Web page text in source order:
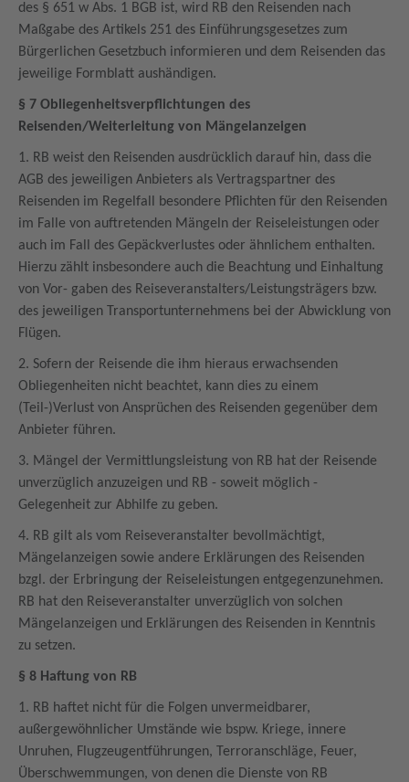
des § 651 w Abs. 1 BGB ist, wird RB den Reisenden nach
Maßgabe des Artikels 251 des Einführungsgesetzes zum
Bürgerlichen Gesetzbuch informieren und dem Reisenden das
jeweilige Formblatt aushändigen.
§ 7 Obliegenheitsverpflichtungen des
Reisenden/Weiterleitung von Mängelanzeigen
1. RB weist den Reisenden ausdrücklich darauf hin, dass die
AGB des jeweiligen Anbieters als Vertragspartner des
Reisenden im Regelfall besondere Pflichten für den Reisenden
im Falle von auftretenden Mängeln der Reiseleistungen oder
auch im Fall des Gepäckverlustes oder ähnlichem enthalten.
Hierzu zählt insbesondere auch die Beachtung und Einhaltung
von Vor- gaben des Reiseveranstalters/Leistungsträgers bzw.
des jeweiligen Transportunternehmens bei der Abwicklung von
Flügen.
2. Sofern der Reisende die ihm hieraus erwachsenden
Obliegenheiten nicht beachtet, kann dies zu einem
(Teil-)Verlust von Ansprüchen des Reisenden gegenüber dem
Anbieter führen.
3. Mängel der Vermittlungsleistung von RB hat der Reisende
unverzüglich anzuzeigen und RB - soweit möglich -
Gelegenheit zur Abhilfe zu geben.
4. RB gilt als vom Reiseveranstalter bevollmächtigt,
Mängelanzeigen sowie andere Erklärungen des Reisenden
bzgl. der Erbringung der Reiseleistungen entgegenzunehmen.
RB hat den Reiseveranstalter unverzüglich von solchen
Mängelanzeigen und Erklärungen des Reisenden in Kenntnis
zu setzen.
§ 8 Haftung von RB
1. RB haftet nicht für die Folgen unvermeidbarer,
außergewöhnlicher Umstände wie bspw. Kriege, innere
Unruhen, Flugzeugentführungen, Terroranschläge, Feuer,
Überschwemmungen, von denen die Dienste von RB